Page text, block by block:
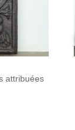
attribuées